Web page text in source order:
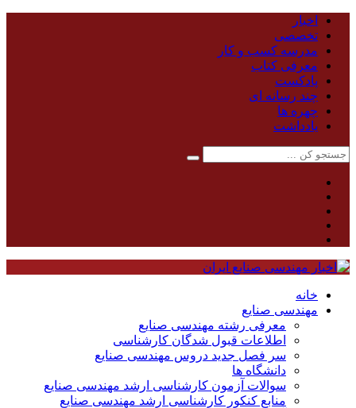
اخبار
تخصصی
مدرسه کسب و کار
معرفی کتاب
پادکست
چند رسانه ای
چهره ها
یادداشت
خانه
مهندسی صنایع
معرفی رشته مهندسی صنایع
اطلاعات قبول شدگان کارشناسی
سر فصل جدید دروس مهندسی صنایع
دانشگاه ها
سوالات آزمون کارشناسی ارشد مهندسی صنایع
منابع کنکور کارشناسی ارشد مهندسی صنایع